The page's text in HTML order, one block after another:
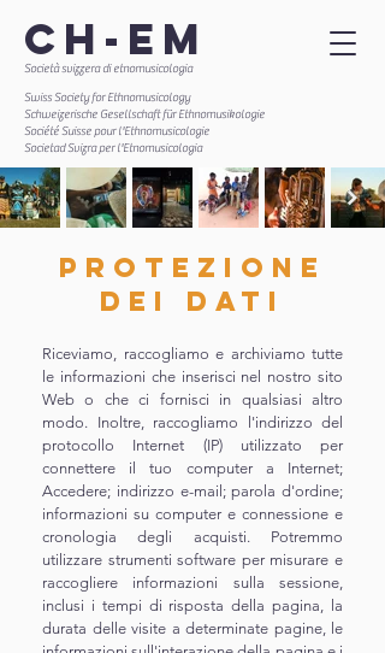
CH-EM
Società svizzera di etnomusicologia
Swiss Society for Ethnomusicology
Schweizerische Gesellschaft für Ethnomusikologie
Société Suisse pour l'Ethnomusicologie
Societad Svizra per l'Etnomusicologia
Protezione
dei DatI
Riceviamo, raccogliamo e archiviamo tutte
le informazioni che inserisci nel nostro sito
Web o che ci fornisci in qualsiasi altro
modo. Inoltre, raccogliamo l'indirizzo del
protocollo Internet (IP) utilizzato per
connettere il tuo computer a Internet;
Accedere; indirizzo e-mail; parola d'ordine;
informazioni su computer e connessione e
cronologia degli acquisti. Potremmo
utilizzare strumenti software per misurare e
raccogliere informazioni sulla sessione,
inclusi i tempi di risposta della pagina, la
durata delle visite a determinate pagine, le